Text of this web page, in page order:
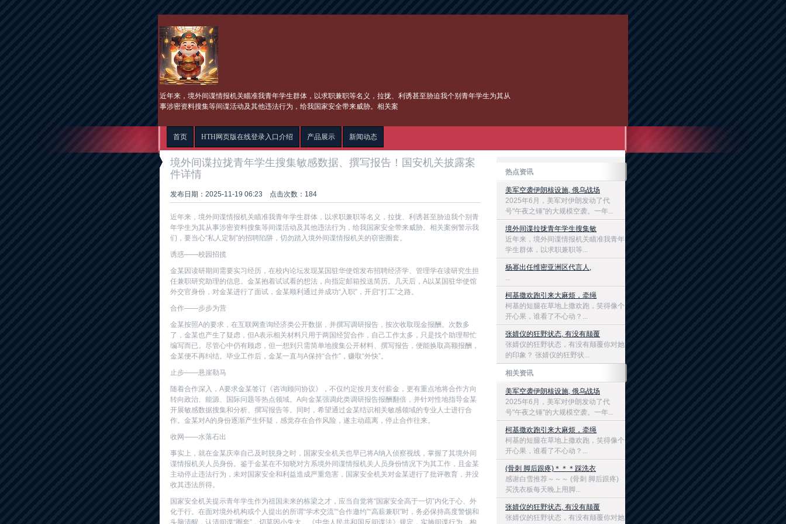
近年来，境外间谍情报机关瞄准我青年学生群体，以求职兼职等名义，拉拢、利诱甚至胁迫我个别青年学生为其从
事涉密资料搜集等间谍活动及其他违法行为，给我国家安全带来威胁。相关案
首页 HTH网页版在线登录入口介绍 产品展示 新闻动态
境外间谍拉拢青年学生搜集敏感数据、撰写报告！国安机关披露案
件详情
发布日期：2025-11-19 06:23 点击次数：184
近年来，境外间谍情报机关瞄准我青年学生群体，以求职兼职等名义，拉拢、利诱甚至胁迫我个别青
年学生为其从事涉密资料搜集等间谍活动及其他违法行为，给我国家安全带来威胁。相关案例警示我
们，要当心“私人定制”的招聘陷阱，切勿踏入境外间谍情报机关的窃密圈套。
诱惑——校园招揽
金某因读研期间需要实习经历，在校内论坛发现某国驻华使馆发布招聘经济学、管理学在读研究生担
任兼职研究助理的信息。金某抱着试试看的想法，向指定邮箱投送简历。几天后，A以某国驻华使馆
外交官身份，对金某进行了面试，金某顺利通过并成功“入职”，开启“打工”之路。
合作——步步为营
金某按照A的要求，在互联网查询经济类公开数据，并撰写调研报告，按次收取现金报酬。次数多
了，金某也产生了疑虑，但A表示相关材料只用于两国经贸合作，自己工作太多，只是找个助理帮忙
编写而已。尽管心中仍有顾虑，但一想到只需简单地搜集公开材料、撰写报告，便能换取高额报酬，
金某便不再纠结。毕业工作后，金某一直与A保持“合作”，赚取“外快”。
止步——悬崖勒马
随着合作深入，A要求金某签订《咨询顾问协议》，不仅约定按月支付薪金，更有重点地将合作方向
转向政治、能源、国际问题等热点领域。A向金某强调此类调研报告报酬翻倍，并针对性地指导金某
开展敏感数据搜集和分析、撰写报告等。同时，希望通过金某结识相关敏感领域的专业人士进行合
作。金某对A的身份逐渐产生怀疑，感觉存在合作风险，遂主动疏离，停止合作往来。
收网——水落石出
事实上，就在金某庆幸自己及时脱身之时，国家安全机关也早已将A纳入侦察视线，掌握了其境外间
谍情报机关人员身份。鉴于金某在不知晓对方系境外间谍情报机关人员身份情况下为其工作，且金某
主动停止违法行为，未对国家安全和利益造成严重危害，国家安全机关对金某进行了批评教育，并没
收其违法所得。
国家安全机关提示青年学生作为祖国未来的栋梁之才，应当自觉将“国家安全高于一切”内化于心、外
化于行。在面对境外机构或个人提出的所谓“学术交流”“合作邀约”“高薪兼职”时，务必保持高度警惕和
头脑清醒，认清间谍“圈套”，切莫因小失大。《中华人民共和国反间谍法》规定，实施间谍行为，构
热点资讯
美军空袭伊朗核设施, 俄乌战场
2025年6月，美军对伊朗发动了代
号"午夜之锤"的大规模空袭。一年...
境外间谍拉拢青年学生搜集敏
近年来，境外间谍情报机关瞄准我青年
学生群体，以求职兼职等...
杨幂出任维密亚洲区代言人,
...
柯基撒欢跑引来大麻烦，牵绳
柯基的短腿在草地上撒欢跑，笑得像个
开心果，谁看了不心动？...
张婧仪的狂野状态, 有没有颠覆
张婧仪的狂野状态，有没有颠覆你对她
的印象？ 张婧仪的狂野状...
相关资讯
美军空袭伊朗核设施, 俄乌战场
2025年6月，美军对伊朗发动了代
号"午夜之锤"的大规模空袭。一年...
柯基撒欢跑引来大麻烦，牵绳
柯基的短腿在草地上撒欢跑，笑得像个
开心果，谁看了不心动？...
(骨刺 脚后跟疼)＊＊＊踩洗衣
​感谢白雪推荐～～～ (骨刺 脚后跟疼)
买洗衣板每天晚上用脚...
张婧仪的狂野状态, 有没有颠覆
张婧仪的狂野状态，有没有颠覆你对她